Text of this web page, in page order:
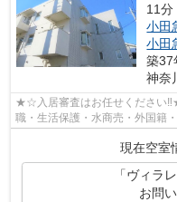
11分
小田
小田
築37
神奈
★☆入居審査はお任せください
職・生活保護・水商売・外国籍
ット非公開の物件からもお探し
現在空室
「ヴィラ
お問